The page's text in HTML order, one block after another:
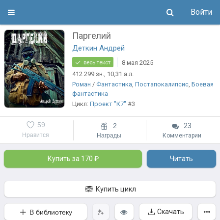
Войти
Паргелий
Деткин Андрей
весь текст
8 мая 2025
412 299 зн., 10,31 а.л.
Роман / Фантастика, Постапокалипсис, Боевая
фантастика
Цикл: Проект "К7" #3
Нравится
59 2
Награды
23
Комментарии
Купить за 170 ₽ Читать
Купить цикл
В библиотеку Скачать